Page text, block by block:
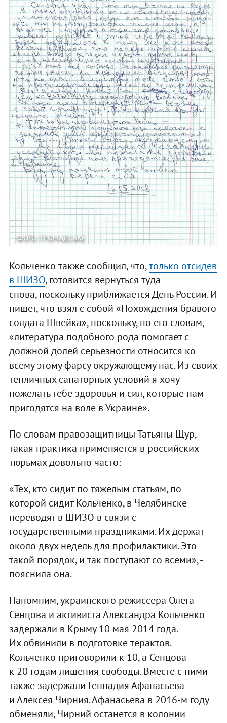
ФОТО: ГРОМАДСЬКЕ
Кольченко также сообщил, что,только отсидев
в ШИЗО, готовится вернуться туда
снова, поскольку приближается День России. И
пишет, что взял с собой «Похождения бравого
солдата Швейка», поскольку, по его словам,
«литература подобного рода помогает с
должной долей серьезности относится ко
всему этому фарсу окружающему нас. Из своих
тепличных санаторных условий я хочу
пожелать тебе здоровья и сил, которые нам
пригодятся на воле в Украине».
По словам правозащитницы Татьяны Щур,
такая практика применяется в российских
тюрьмах довольно часто:
«Тех, кто сидит по тяжелым статьям, по
которой сидит Кольченко, в Челябинске
переводят в ШИЗО в связи с
государственными праздниками. Их держат
около двух недель для профилактики. Это
такой порядок, и так поступают со всеми», -
пояснила она.
Напомним, украинского режиссера Олега
Сенцова и активиста Александра Кольченко
задержали в Крыму 10 мая 2014 года.
Их обвинили в подготовке терактов.
Кольченко приговорили к 10, а Сенцова -
к 20 годам лишения свободы. Вместе с ними
также задержали Геннадия Афанасьева
и Алексея Чирния. Афанасьева в 2016-м году
обменяли, Чирний останется в колонии